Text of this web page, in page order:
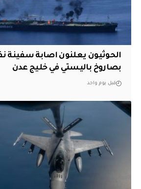
الحوثيون يعلنون اصابة سفينة
بصاروخ باليستي في خليج عدن
قبل يوم واحد